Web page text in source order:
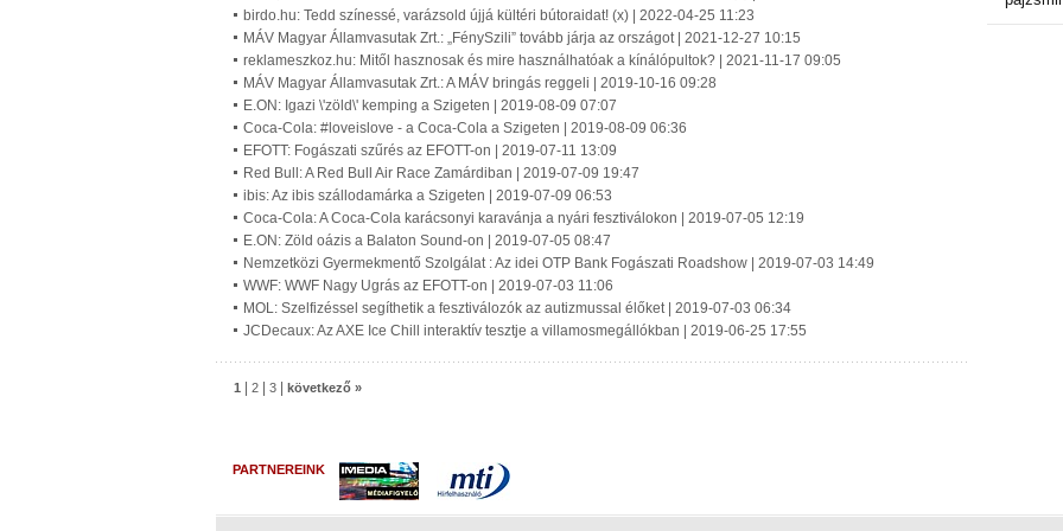
birdo.hu: Tedd színessé, varázsold újjá kültéri bútoraidat! (x) | 2022-04-25 11:23
MÁV Magyar Államvasutak Zrt.: „FénySzili” tovább járja az országot | 2021-12-27 10:15
reklameszkoz.hu: Mitől hasznosak és mire használhatóak a kínálópultok? | 2021-11-17 09:05
MÁV Magyar Államvasutak Zrt.: A MÁV bringás reggeli | 2019-10-16 09:28
E.ON: Igazi \'zöld\' kemping a Szigeten | 2019-08-09 07:07
Coca-Cola: #loveislove - a Coca-Cola a Szigeten | 2019-08-09 06:36
EFOTT: Fogászati szűrés az EFOTT-on | 2019-07-11 13:09
Red Bull: A Red Bull Air Race Zamárdiban | 2019-07-09 19:47
ibis: Az ibis szállodamárka a Szigeten | 2019-07-09 06:53
Coca-Cola: A Coca-Cola karácsonyi karavánja a nyári fesztiválokon | 2019-07-05 12:19
E.ON: Zöld oázis a Balaton Sound-on | 2019-07-05 08:47
Nemzetközi Gyermekmentő Szolgálat : Az idei OTP Bank Fogászati Roadshow | 2019-07-03 14:49
WWF: WWF Nagy Ugrás az EFOTT-on | 2019-07-03 11:06
MOL: Szelfizéssel segíthetik a fesztiválozók az autizmussal élőket | 2019-07-03 06:34
JCDecaux: Az AXE Ice Chill interaktív tesztje a villamosmegállókban | 2019-06-25 17:55
1 2 3 következő »
PARTNEREINK